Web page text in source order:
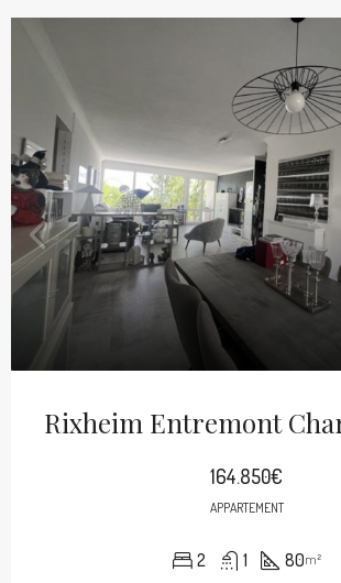
164.850€
APPARTEMENT
2 1 80m²